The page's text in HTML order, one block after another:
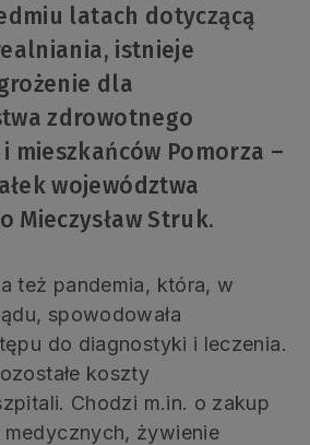
latach dotyczącą
istnieje
dla
zdrowotnego
mieszkańców Pomorza –
województwa
Mieczysław Struk.
też pandemia, która, w
spowodowała
do diagnostyki i leczenia.
koszty
Chodzi m.in. o zakup
żywienie